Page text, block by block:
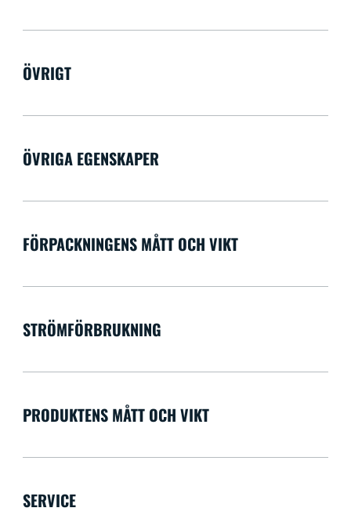
ÖVRIGT
ÖVRIGA EGENSKAPER
FÖRPACKNINGENS MÅTT OCH VIKT
STRÖMFÖRBRUKNING
PRODUKTENS MÅTT OCH VIKT
SERVICE